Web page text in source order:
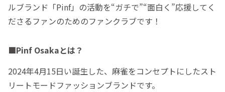
ルブランド「Pinf」の活動を“ガチで”“面白く”応援してく
ださるファンのためのファンクラブです！
■Pinf Osakaとは？
2024年4月15日い誕生した、麻雀をコンセプトにしたスト
リートモードファッションブランドです。